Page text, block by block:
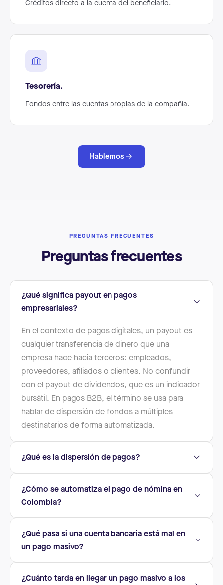
Créditos directo a la cuenta del beneficiario.
Tesorería.
Fondos entre las cuentas propias de la compañía.
Hablemos
PREGUNTAS FRECUENTES
Preguntas frecuentes
¿Qué significa payout en pagos
empresariales?
En el contexto de pagos digitales, un payout es
cualquier transferencia de dinero que una
empresa hace hacia terceros: empleados,
proveedores, afiliados o clientes. No confundir
con el payout de dividendos, que es un indicador
bursátil. En pagos B2B, el término se usa para
hablar de dispersión de fondos a múltiples
destinatarios de forma automatizada.
¿Qué es la dispersión de pagos?
¿Cómo se automatiza el pago de nómina en
Colombia?
¿Qué pasa si una cuenta bancaria está mal en
un pago masivo?
¿Cuánto tarda en llegar un pago masivo a los